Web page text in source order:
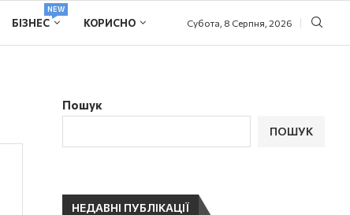
БІЗНЕС
NEW
КОРИСНО Субота, 8 Серпня, 2026
Пошук
ПОШУК
НЕДАВНІ ПУБЛІКАЦІЇ